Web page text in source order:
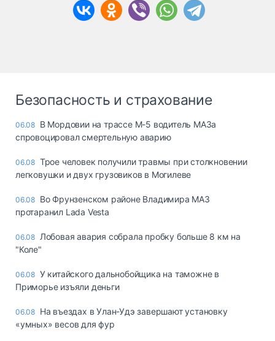
Безопасность и страхование
06.08 В Мордовии на трассе М-5 водитель МАЗа
спровоцировал смертельную аварию
06.08 Трое человек получили травмы при столкновении
легковушки и двух грузовиков в Могилеве
06.08 Во Фрунзенском районе Владимира МАЗ
протаранил Lada Vesta
06.08 Лобовая авария собрала пробку больше 8 км на
"Коле"
06.08 У китайского дальнобойщика на таможне в
Приморье изъяли деньги
06.08 Ha въeздax в Улaн-Удэ зaвepшaют ycтaнoвкy
«yмныx» вecoв для фyp